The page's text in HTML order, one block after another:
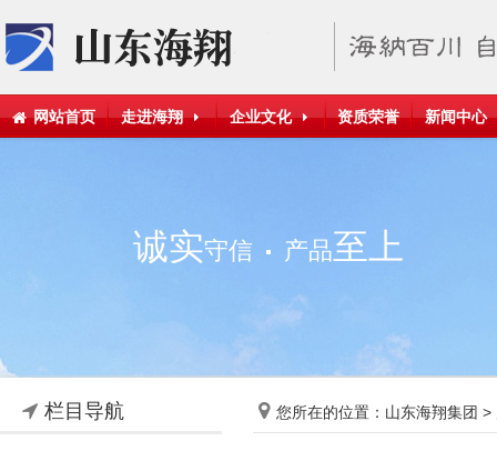
网站首页 走进海翔 企业文化 资质荣誉 新闻中心
诚实守信 产品至上
栏目导航 您所在的位置： 山东海翔集团 >